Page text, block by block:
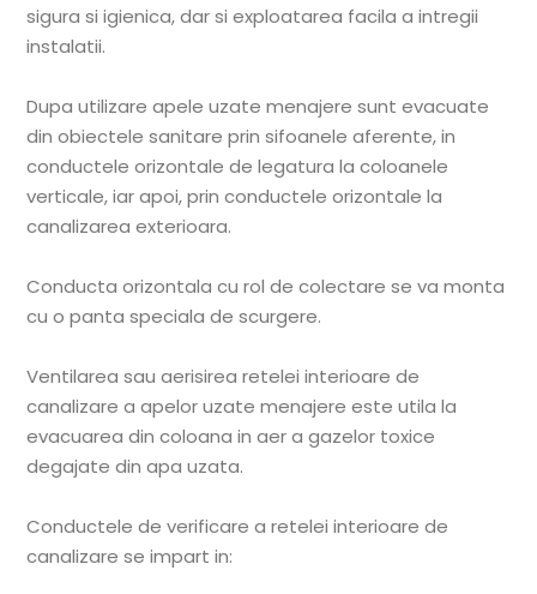
sigura si igienica, dar si exploatarea facila a intregii
instalatii.
Dupa utilizare apele uzate menajere sunt evacuate
din obiectele sanitare prin sifoanele aferente, in
conductele orizontale de legatura la coloanele
verticale, iar apoi, prin conductele orizontale la
canalizarea exterioara.
Conducta orizontala cu rol de colectare se va monta
cu o panta speciala de scurgere.
Ventilarea sau aerisirea retelei interioare de
canalizare a apelor uzate menajere este utila la
evacuarea din coloana in aer a gazelor toxice
degajate din apa uzata.
Conductele de verificare a retelei interioare de
canalizare se impart in: